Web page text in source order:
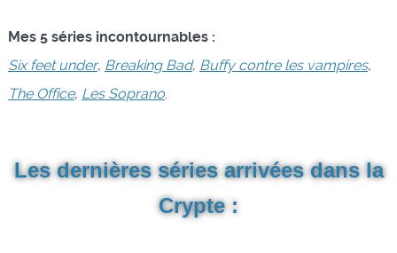
Mes 5 séries incontournables :
Six feet under, Breaking Bad, Buffy contre les vampires,
The Office, Les Soprano.
Les dernières séries arrivées dans la
Crypte :